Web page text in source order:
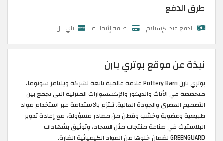
طرق الدفع
الدفع عند الإستلام بطاقة إئتمانية باي بال
نبذة عن موقع بوتري بارن
بوتري بارن Pottery Barn علامة عالمية تابعة لشركة ويليامز سونوما،
متخصصة في الأثاث والديكور والإكسسوارات المنزلية التي تجمع بين
التصميم العصري والجودة العالية. تلتزم بالاستدامة عبر استخدام مواد
طبيعية وعضوية وخشب وقطن من مصادر مسؤولة، مع إعادة تدوير
البلاستيك في صناعة منتجات مثل السجاد، وتوثيق بشهادات
GREENGUARD لضمان خلوها من المواد الكيميائية الضارة.